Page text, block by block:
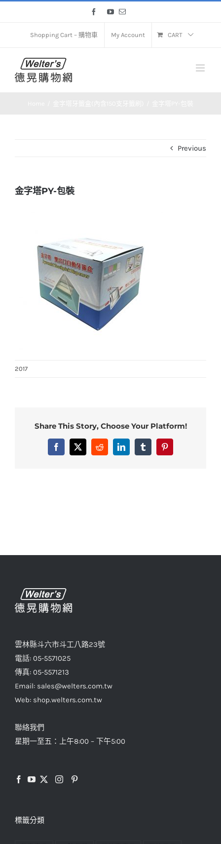
FacebookYouTube
Email
Shopping Cart – 購物車 My Account CART
Previous
金字塔PY-包裝
2017
Share This Story, Choose Your Platform!
Facebook
X RedditLinkedInTumblrPinterest
雲林縣斗六市斗工八路23號
電話: 05-5571025
傳真: 05-5571213
Email: sales@welters.com.tw
Web: shop.welters.com.tw
聯絡我們
星期一至五：上午8:00 – 下午5:00
標籤分類